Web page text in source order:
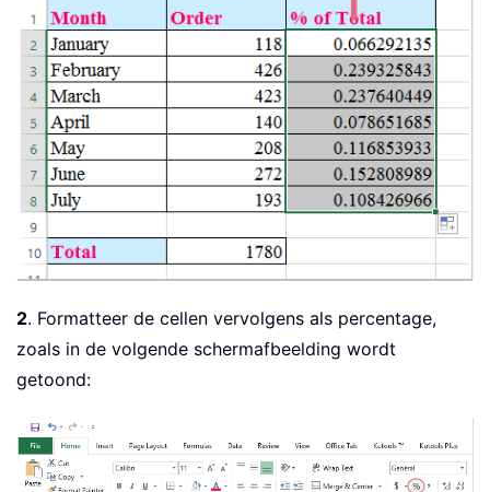
2. Formatteer de cellen vervolgens als percentage,
zoals in de volgende schermafbeelding wordt
getoond: